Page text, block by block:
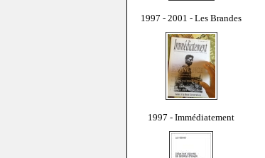
1997 - 2001 - Les Brandes
1997 - Immédiatement